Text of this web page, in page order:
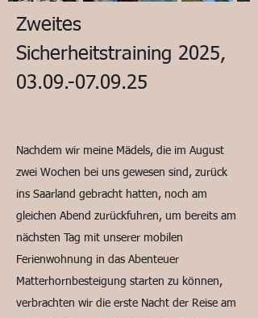
Zweites
Sicherheitstraining 2025,
03.09.-07.09.25
Nachdem wir meine Mädels, die im August
zwei Wochen bei uns gewesen sind, zurück
ins Saarland gebracht hatten, noch am
gleichen Abend zurückfuhren, um bereits am
nächsten Tag mit unserer mobilen
Ferienwohnung in das Abenteuer
Matterhornbesteigung starten zu können,
verbrachten wir die erste Nacht der Reise am